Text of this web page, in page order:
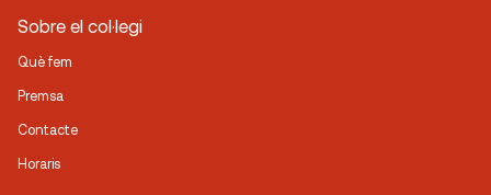
Sobre el col·legi
Què fem
Premsa
Contacte
Horaris